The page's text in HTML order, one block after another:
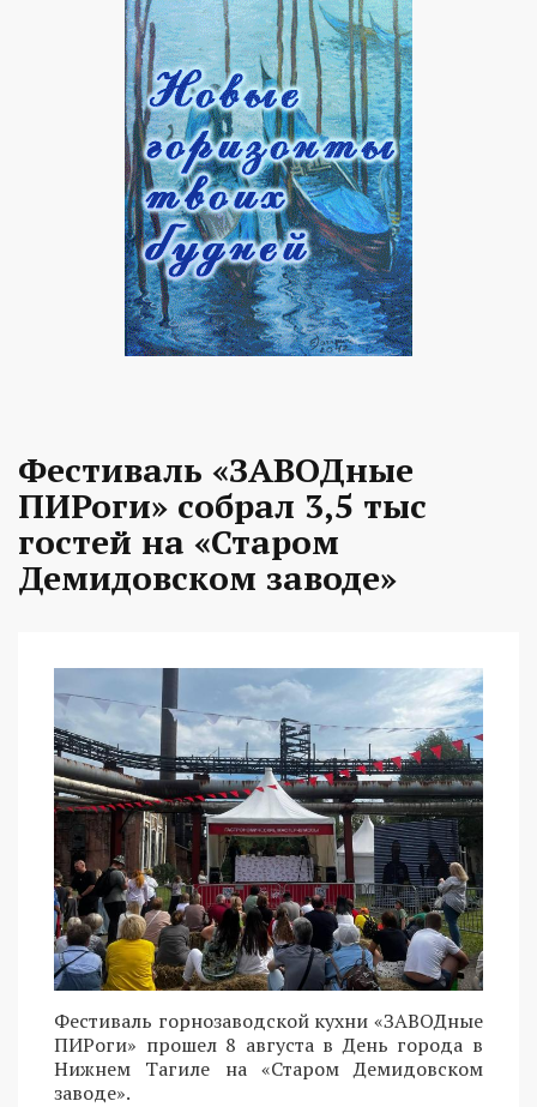
Фестиваль «ЗАВОДные
ПИРоги» собрал 3,5 тыс
гостей на «Старом
Демидовском заводе»
Фестиваль горнозаводской кухни «ЗАВОДные
ПИРоги» прошел 8 августа в День города в
Нижнем Тагиле на «Старом Демидовском
заводе».